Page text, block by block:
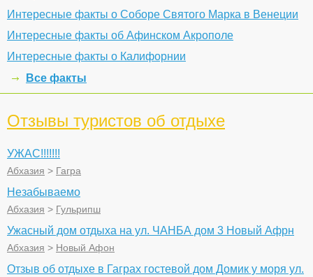
Интересные факты о Соборе Святого Марка в Венеции
Интересные факты об Афинском Акрополе
Интересные факты о Калифорнии
Все факты
Отзывы туристов об отдыхе
УЖАС!!!!!!!
Абхазия > Гагра
Незабываемо
Абхазия > Гульрипш
Ужасный дом отдыха на ул. ЧАНБА дом 3 Новый Афрн
Абхазия > Новый Афон
Отзыв об отдыхе в Гаграх гостевой дом Домик у моря ул.